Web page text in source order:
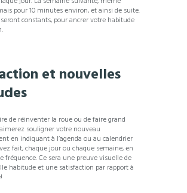
pour 10 minutes environ, et ainsi de suite.
constants, pour ancrer votre habitude
et nouvelles
de réinventer la roue ou de faire grand
souligner votre nouveau
en indiquant à l’agenda ou au calendrier
fait, chaque jour ou chaque semaine, en
fréquence. Ce sera une preuve visuelle de
habitude et une satisfaction par rapport à